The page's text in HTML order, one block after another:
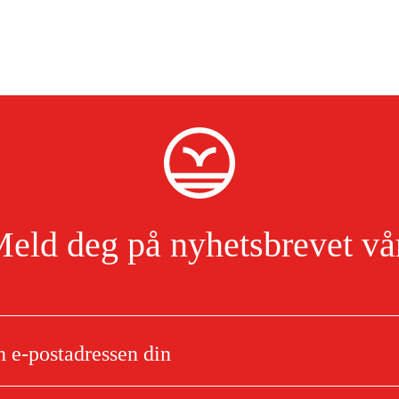
deg på nyhetsbrevet